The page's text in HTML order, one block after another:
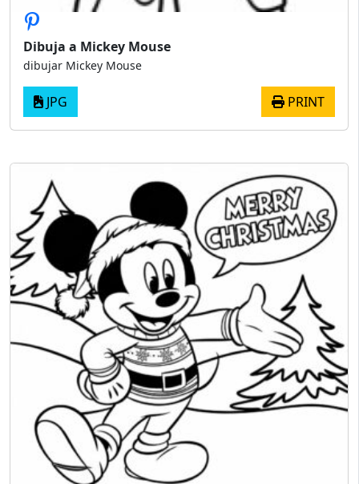
Dibuja a Mickey Mouse
dibujar Mickey Mouse
JPG PRINT